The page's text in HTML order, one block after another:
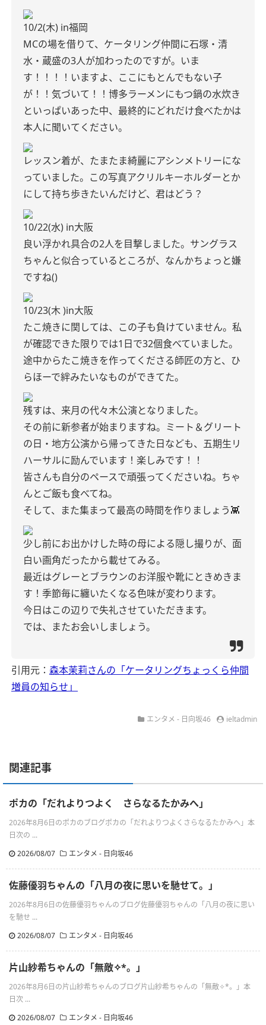
10/2(木) in福岡
MCの場を借りて、ケータリング仲間に石塚・清
水・蔵盛の3人が加わったのですが。いま
す！！！！いますよ、ここにもとんでもない子
が！！気づいて！！博多ラーメンにもつ鍋の水炊き
といっぱいあった中、最終的にどれだけ食べたかは
本人に聞いてください。
レッスン着が、たまたま綺麗にアシンメトリーにな
っていました。この写真アクリルキーホルダーとか
にして持ち歩きたいんだけど、君はどう？
10/22(水) in大阪
良い浮かれ具合の2人を目撃しました。サングラス
ちゃんと似合っているところが、なんかちょっと嫌
ですね()
10/23(木 )in大阪
たこ焼きに関しては、この子も負けていません。私
が確認できた限りでは1日で32個食べていました。
途中からたこ焼きを作ってくださる師匠の方と、ひ
らほーで絆みたいなものができてた。
残すは、来月の代々木公演となりました。
その前に新参者が始まりますね。ミート＆グリート
の日・地方公演から帰ってきた日なども、五期生リ
ハーサルに励んでいます！楽しみです！！
皆さんも自分のペースで頑張ってくださいね。ちゃ
んとご飯も食べてね。
そして、また集まって最高の時間を作りましょう👾
少し前にお出かけした時の母による隠し撮りが、面
白い画角だったから載せてみる。
最近はグレーとブラウンのお洋服や靴にときめきま
す！季節毎に纏いたくなる色味が変わります。
今日はこの辺りで失礼させていただきます。
では、またお会いしましょう。
引用元： 森本茉莉さんの「ケータリングちょっくら仲間
増員の知らせ」
エンタメ - 日向坂46 ieltadmin
関連記事
ポカの「だれよりつよく さらなるたかみへ」
2026年8月6日のポカのブログポカの「だれよりつよくさらなるたかみへ」本
日次の ...
2026/08/07
エンタメ - 日向坂46
佐藤優羽ちゃんの「八月の夜に思いを馳せて。」
2026年8月6日の佐藤優羽ちゃんのブログ佐藤優羽ちゃんの「八月の夜に思い
を馳せ ...
2026/08/07
エンタメ - 日向坂46
片山紗希ちゃんの「無敵✧︎*。」
2026年8月6日の片山紗希ちゃんのブログ片山紗希ちゃんの「無敵✧︎*。」本
日次 ...
2026/08/07
エンタメ - 日向坂46